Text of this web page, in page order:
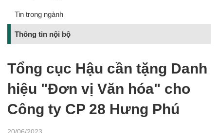
Tin trong ngành
Thông tin nội bộ
Tổng cục Hậu cần tặng Danh
hiệu "Đơn vị Văn hóa" cho
Công ty CP 28 Hưng Phú